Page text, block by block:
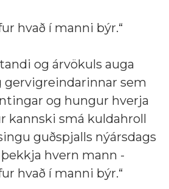
hvað í manni býr.“
og árvökuls auga
gervigreindarinnar sem
og hungur hverja
kannski smá kuldahroll
guðspjalls nýársdags
hvern mann -
hvað í manni býr.“